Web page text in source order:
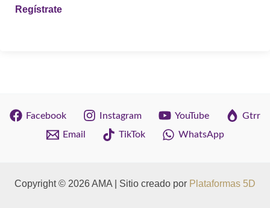
Facebook Instagram YouTube
Gtrr
Email
TikTok WhatsApp
Copyright © 2026 AMA | Sitio creado por Plataformas 5D